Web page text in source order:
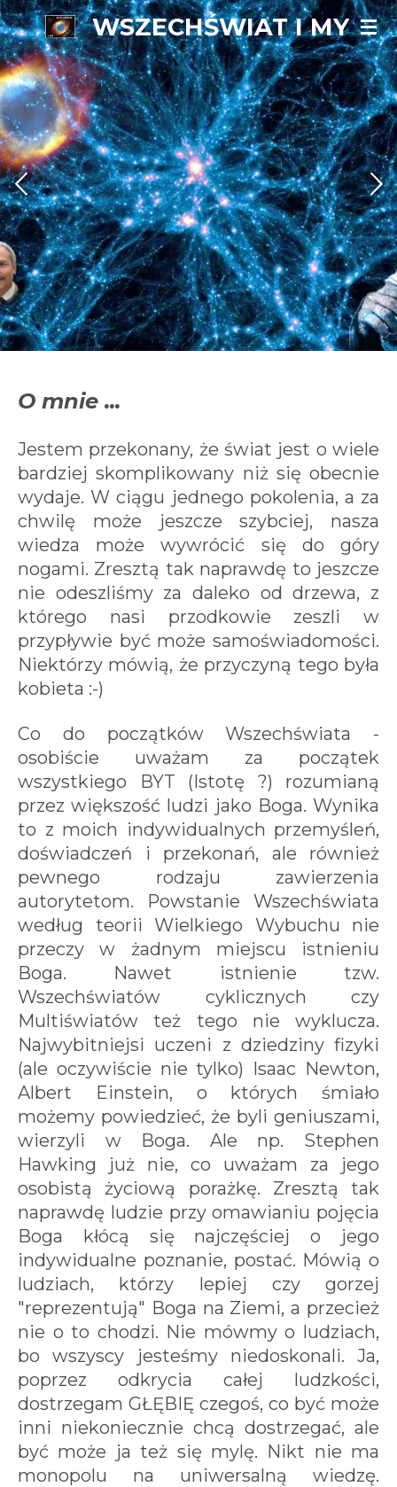
Przejdź
do
głównej
treści
WSZECHŚWIAT I MY
O mnie ...
Jestem przekonany, że świat jest o wiele
bardziej skomplikowany niż się obecnie
wydaje. W ciągu jednego pokolenia, a za
chwilę może jeszcze szybciej, nasza
wiedza może wywrócić się do góry
nogami. Zresztą tak naprawdę to jeszcze
nie odeszliśmy za daleko od drzewa, z
którego nasi przodkowie zeszli w
przypływie być może samoświadomości.
Niektórzy mówią, że przyczyną tego była
kobieta :-)
Co do początków Wszechświata -
osobiście uważam za początek
wszystkiego BYT (Istotę ?) rozumianą
przez większość ludzi jako Boga. Wynika
to z moich indywidualnych przemyśleń,
doświadczeń i przekonań, ale również
pewnego rodzaju zawierzenia
autorytetom. Powstanie Wszechświata
według teorii Wielkiego Wybuchu nie
przeczy w żadnym miejscu istnieniu
Boga. Nawet istnienie tzw.
Wszechświatów cyklicznych czy
Multiświatów też tego nie wyklucza.
Najwybitniejsi uczeni z dziedziny fizyki
(ale oczywiście nie tylko) Isaac Newton,
Albert Einstein, o których śmiało
możemy powiedzieć, że byli geniuszami,
wierzyli w Boga. Ale np. Stephen
Hawking już nie, co uważam za jego
osobistą życiową porażkę. Zresztą tak
naprawdę ludzie przy omawianiu pojęcia
Boga kłócą się najczęściej o jego
indywidualne poznanie, postać. Mówią o
ludziach, którzy lepiej czy gorzej
"reprezentują" Boga na Ziemi, a przecież
nie o to chodzi. Nie mówmy o ludziach,
bo wszyscy jesteśmy niedoskonali. Ja,
poprzez odkrycia całej ludzkości,
dostrzegam GŁĘBIĘ czegoś, co być może
inni niekoniecznie chcą dostrzegać, ale
być może ja też się mylę. Nikt nie ma
monopolu na uniwersalną wiedzę.